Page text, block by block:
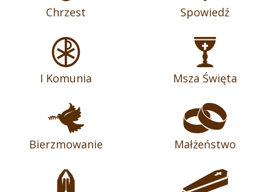
Chrzest Spowiedź
I Komunia Msza Święta
Bierzmowanie Małżeństwo